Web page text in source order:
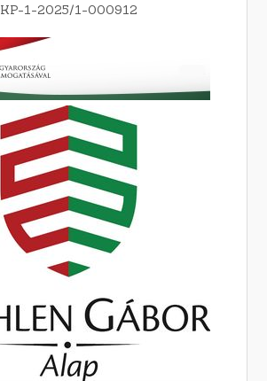
KP-1-2025/1-000912